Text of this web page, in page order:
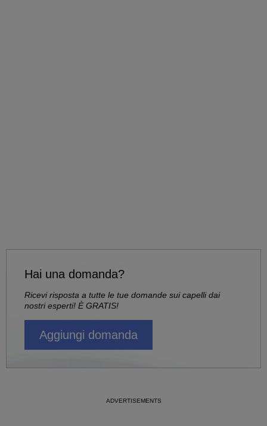
Hai una domanda?
Ricevi risposta a tutte le tue domande sui capelli dai
nostri esperti! È GRATIS!
Aggiungi domanda